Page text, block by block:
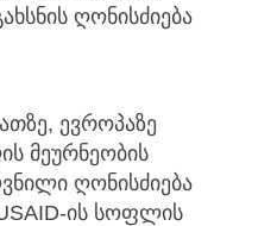
ღონისძიება
ევროპაზე
მეურნეობის
ღონისძიება
ის სოფლის